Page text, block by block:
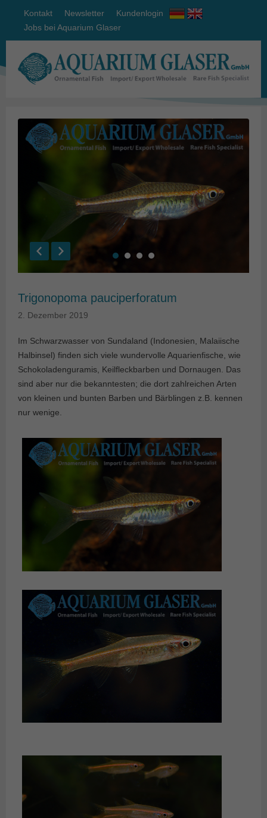
Kontakt Newsletter
Kundenlogin
Jobs bei Aquarium Glaser
Trigonopoma pauciperforatum
2. Dezember 2019
Im Schwarzwasser von Sundaland (Indonesien, Malaiische
Halbinsel) finden sich viele wundervolle Aquarienfische, wie
Schokoladenguramis, Keilfleckbarben und Dornaugen. Das
sind aber nur die bekanntesten; die dort zahlreichen Arten
von kleinen und bunten Barben und Bärblingen z.B. kennen
nur wenige.